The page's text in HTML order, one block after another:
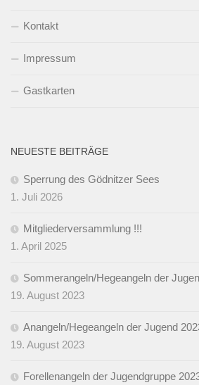
Kontakt
Impressum
Gastkarten
NEUESTE BEITRÄGE
Sperrung des Gödnitzer Sees
1. Juli 2026
Mitgliederversammlung !!!
1. April 2025
Sommerangeln/Hegeangeln der
19. August 2023
Anangeln/Hegeangeln der Jugend
19. August 2023
Forellenangeln der Jugendgruppe